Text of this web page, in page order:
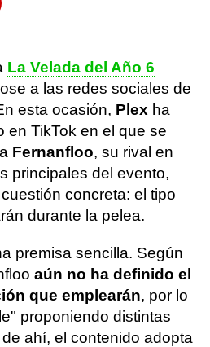
La Velada del Año 6
a las redes sociales de
esta ocasión, Plex ha
en TikTok en el que se
Fernanfloo, su rival en
principales del evento,
concreta: el tipo
durante la pelea.
premisa sencilla. Según
aún no ha definido el
que emplearán, por lo
proponiendo distintas
ahí, el contenido adopta